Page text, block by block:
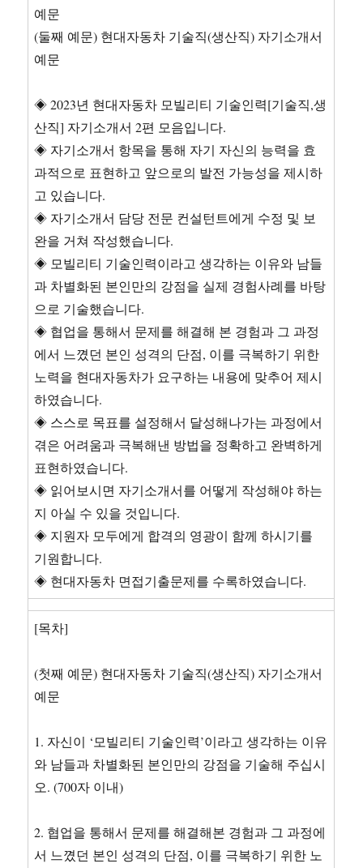
소
편
모
협
업
해
서
문
를
결
본
경
그
과
스
로
예문
(둘째 예문) 현대자동차 기술직(생산직) 자기소개서
예문
◈ 2023년 현대자동차 모빌리티 기술인력[기술직,생
산직] 자기소개서 2편 모음입니다.
◈ 자기소개서 항목을 통해 자기 자신의 능력을 효
과적으로 표현하고 앞으로의 발전 가능성을 제시하
고 있습니다.
◈ 자기소개서 담당 전문 컨설턴트에게 수정 및 보
완을 거쳐 작성했습니다.
◈ 모빌리티 기술인력이라고 생각하는 이유와 남들
과 차별화된 본인만의 강점을 실제 경험사례를 바탕
으로 기술했습니다.
◈ 협업을 통해서 문제를 해결해 본 경험과 그 과정
에서 느꼈던 본인 성격의 단점, 이를 극복하기 위한
노력을 현대자동차가 요구하는 내용에 맞추어 제시
하였습니다.
◈ 스스로 목표를 설정해서 달성해나가는 과정에서
겪은 어려움과 극복해낸 방법을 정확하고 완벽하게
표현하였습니다.
◈ 읽어보시면 자기소개서를 어떻게 작성해야 하는
지 아실 수 있을 것입니다.
◈ 지원자 모두에게 합격의 영광이 함께 하시기를
기원합니다.
◈ 현대자동차 면접기출문제를 수록하였습니다.
[목차]
(첫째 예문) 현대자동차 기술직(생산직) 자기소개서
예문
1. 자신이 ‘모빌리티 기술인력’이라고 생각하는 이유
와 남들과 차별화된 본인만의 강점을 기술해 주십시
오. (700자 이내)
2. 협업을 통해서 문제를 해결해본 경험과 그 과정에
서 느꼈던 본인 성격의 단점, 이를 극복하기 위한 노